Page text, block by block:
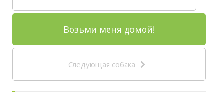
Возьми меня домой!
Следующая собака